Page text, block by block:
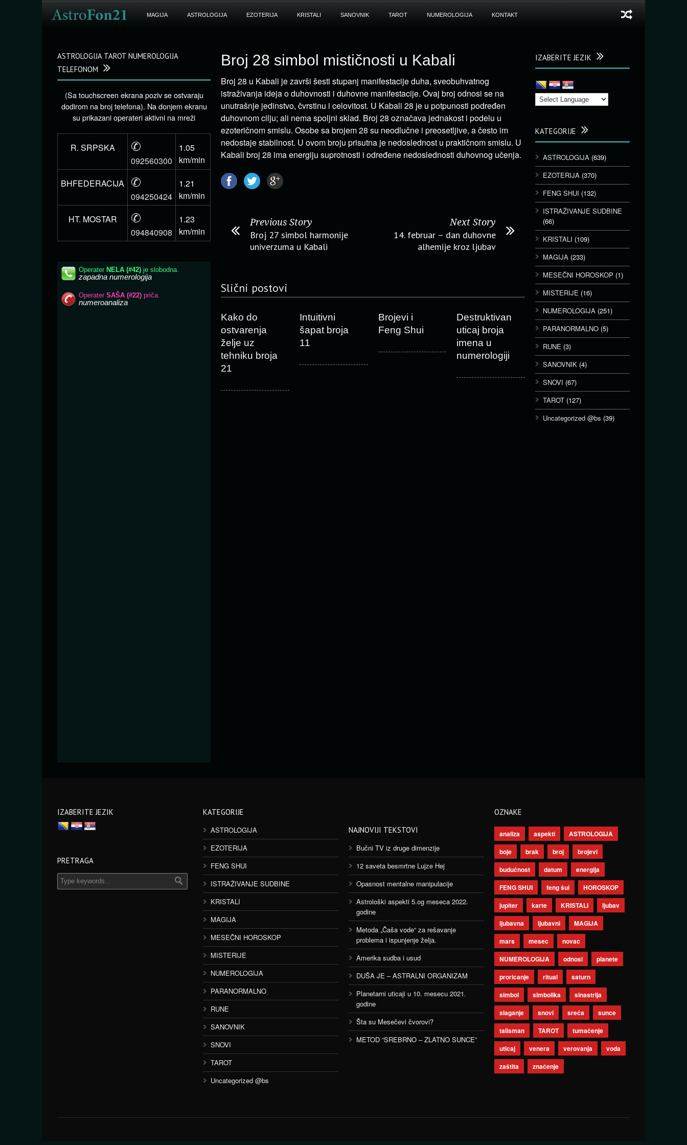
MAGIJA ASTROLOGIJA EZOTERIJA KRISTALI SANOVNIK TAROT NUMEROLOGIJA KONTAKT
Broj 28 simbol mističnosti u Kabali
Broj 28 u Kabali je završi šesti stupanj manifestacije duha, sveobuhvatnog
istraživanja ideja o duhovnosti i duhovne manifestacije. Ovaj broj odnosi se na
unutrašnje jedinstvo, čvrstinu i celovitost. U Kabali 28 je u potpunosti podređen
duhovnom cilju; ali nema spoljni sklad. Broj 28 označava jednakost i podelu u
ezoteričnom smislu. Osobe sa brojem 28 su neodlučne i preosetljive, a često im
nedostaje stabilnost. U ovom broju prisutna je nedoslednost u praktičnom smislu. U
Kabali broj 28 ima energiju suprotnosti i određene nedoslednosti duhovnog učenja.
Previous Story
Broj 27 simbol harmonije
univerzuma u Kabali
Next Story
14. februar – dan duhovne
alhemije kroz ljubav
Slični postovi
Kako do
ostvarenja
želje uz
tehniku broja
21
Intuitivni
šapat broja
11
Brojevi i
Feng Shui
Destruktivan
uticaj broja
imena u
numerologiji
IZABERITE JEZIK
KATEGORIJE
ASTROLOGIJA (639)
EZOTERIJA (370)
FENG SHUI (132)
ISTRAŽIVANJE SUDBINE
(66)
KRISTALI (109)
MAGIJA (233)
MESEČNI HOROSKOP (1)
MISTERIJE (16)
NUMEROLOGIJA (251)
PARANORMALNO (5)
RUNE (3)
SANOVNIK (4)
SNOVI (67)
TAROT (127)
Uncategorized @bs (39)
ASTROLOGIJA TAROT NUMEROLOGIJA
TELEFONOM
(Sa touchscreen ekrana poziv se ostvaraju
dodirom na broj telefona). Na donjem ekranu
su prikazani operateri aktivni na mreži
R. SRPSKA ✆
092560300
1.05
km/min
BHFEDERACIJA
✆
094250424
1.21
km/min
HT. MOSTAR
✆
094840908
1.23
km/min
IZABERITE JEZIK
PRETRAGA
KATEGORIJE
ASTROLOGIJA
EZOTERIJA
FENG SHUI
ISTRAŽIVANJE SUDBINE
KRISTALI
MAGIJA
MESEČNI HOROSKOP
MISTERIJE
NUMEROLOGIJA
PARANORMALNO
RUNE
SANOVNIK
SNOVI
TAROT
Uncategorized @bs
NAJNOVIJI TEKSTOVI
Bučni TV iz druge dimenzije
12 saveta besmrtne Lujze Hej
Opasnost mentalne manipulacije
Astrološki aspekti 5.og meseca 2022.
godine
Metoda „Čaša vode“ za rešavanje
problema i ispunjenje želja.
Amerika sudba i usud
DUŠA JE – ASTRALNI ORGANIZAM
Planetarni uticaji u 10. mesecu 2021.
godine
Šta su Mesečevi čvorovi?
METOD “SREBRNO – ZLATNO SUNCE”
OZNAKE
analiza aspekti
ASTROLOGIJA
boje
brak broj
brojevi
budućnost
datum
energija
FENG SHUI
feng šui
HOROSKOP
jupiter
karte KRISTALI
ljubav
ljubavna
ljubavni
MAGIJA
mars
mesec
novac
NUMEROLOGIJA
odnosi
planete
proricanje
ritual
saturn
simbol
simbolika
sinastrija
slaganje
snovi sreća
sunce
talisman
TAROT
tumačenje
uticaj
venera verovanja
voda
zaštita
značenje